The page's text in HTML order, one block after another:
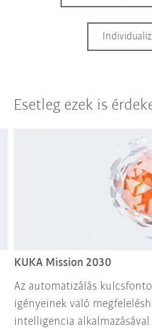
Esetleg ezek is
KUKA Mission 2030
Az automatizálás
igényeinek való
intelligencia alkalmazásával